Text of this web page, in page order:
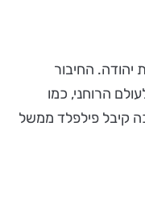
החיבור
הרוחני, כמו
קיבל פילפלד ממשל